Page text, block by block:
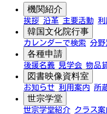
機関紹介
挨拶 沿革 主要活動 利
韓国文化院行事
カレンダーで検索 分
各種申請
後援名義 見学会 物品
図書映像資料室
お知らせ 利用案内 所
世宗学堂
世宗学堂紹介 クラス案